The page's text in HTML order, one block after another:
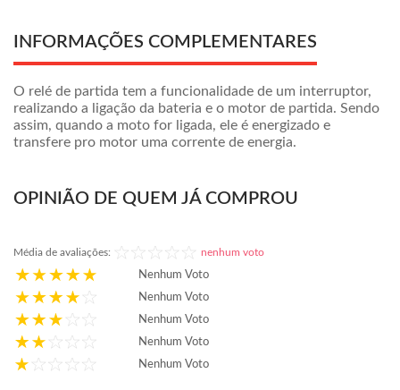
INFORMAÇÕES COMPLEMENTARES
O relé de partida tem a funcionalidade de um interruptor,
realizando a ligação da bateria e o motor de partida. Sendo
assim, quando a moto for ligada, ele é energizado e
transfere pro motor uma corrente de energia.
OPINIÃO DE QUEM JÁ COMPROU
Média de avaliações: nenhum voto
Nenhum Voto
Nenhum Voto
Nenhum Voto
Nenhum Voto
Nenhum Voto